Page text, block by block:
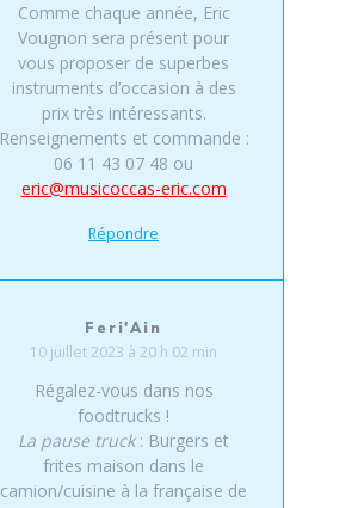
Comme chaque année, Eric
Vougnon sera présent pour
vous proposer de superbes
instruments d’occasion à des
prix très intéressants.
Renseignements et commande :
06 11 43 07 48 ou
eric@musicoccas-eric.com
Répondre
Feri'Ain
10 juillet 2023 à 20 h 02 min
Régalez-vous dans nos
foodtrucks !
La pause truck: Burgers et
frites maison dans le
camion/cuisine à la française de